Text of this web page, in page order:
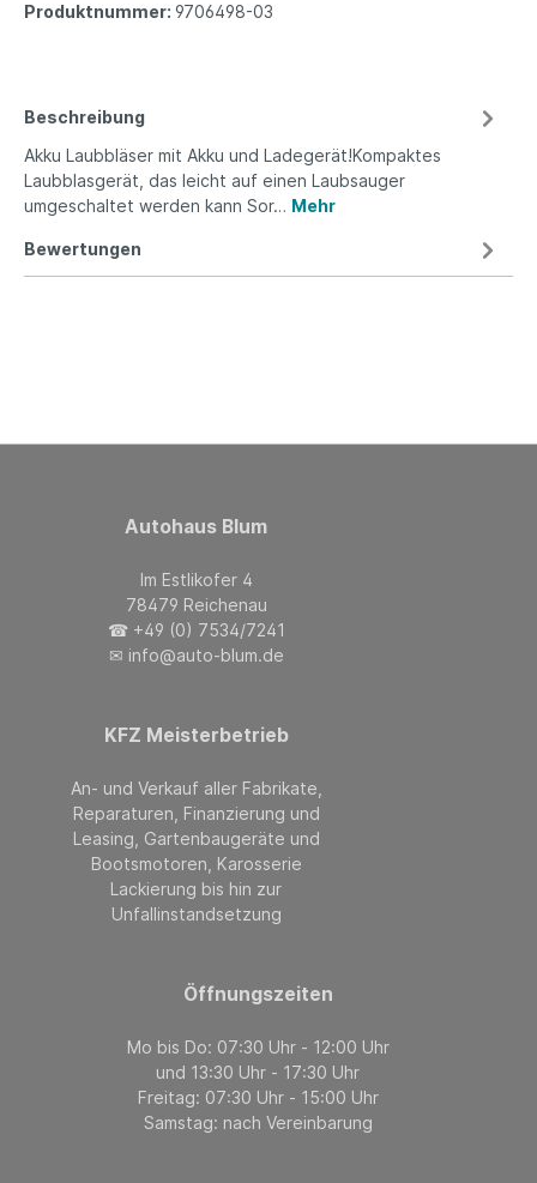
Produktnummer: 9706498-03
Beschreibung
Akku Laubbläser mit Akku und Ladegerät!Kompaktes
Laubblasgerät, das leicht auf einen Laubsauger
umgeschaltet werden kann Sor… Mehr
Bewertungen
Autohaus Blum
Im Estlikofer 4
78479 Reichenau
☎ +49 (0) 7534/7241
✉ info@auto-blum.de
KFZ Meisterbetrieb
An- und Verkauf aller Fabrikate,
Reparaturen, Finanzierung und
Leasing, Gartenbaugeräte und
Bootsmotoren, Karosserie
Lackierung bis hin zur
Unfallinstandsetzung
Öffnungszeiten
Mo bis Do: 07:30 Uhr - 12:00 Uhr
und 13:30 Uhr - 17:30 Uhr
Freitag: 07:30 Uhr - 15:00 Uhr
Samstag: nach Vereinbarung